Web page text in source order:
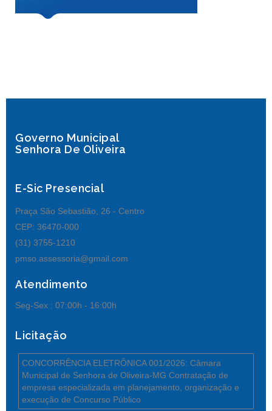
Governo Municipal
Senhora De Oliveira
E-Sic Presencial
Praça São Sebastião, 26 - Centro
CEP: 36470-000
(31) 3755-1210
pmso.assessoria@gmail.com
Atendimento
Seg-Sex : 07:00h - 16:00h
Licitação
CONCORRÊNCIA ELETRÔNICA 001/2026: Câmara
Municipal de Senhora de Oliveira-MG Contratação de
empresa especializada em planejamento, organização e
execução de Concurso Público